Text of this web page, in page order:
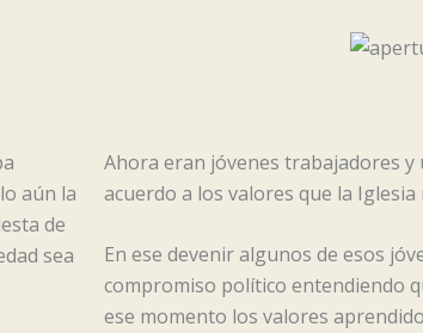
aún la
de
sea
Ahora eran jóvenes trabajadores y
acuerdo a los valores que la
En ese devenir algunos de esos
compromiso político entendiendo
ese momento los valores